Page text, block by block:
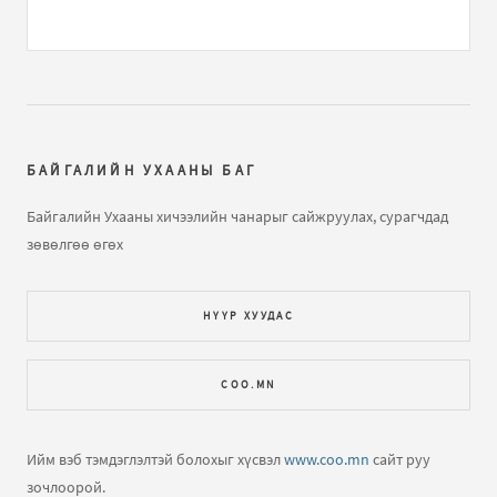
Далайн татралт түрэлт Зочин:
ч харагдахгүй байна
Газарзүйн хичээл "Газарзүйн зургийн тусгаг,
бичлэгт Зочин:Bi hicheelee hiih gsn
yma tgd ta nda gajiltiin tuhai tailbar oruuld ogooch
ЕШ-ФИЗИК 2009 В2 хувилбар хариутайгаабичлэгт
БАЙГАЛИЙН УХААНЫ БАГ
Байгалийн Ухааны хичээлийн чанарыг сайжруулах, сурагчдад
зөвөлгөө өгөх
НҮҮР ХУУДАС
COO.MN
Ийм вэб тэмдэглэлтэй болохыг хүсвэлwww.coo.mn сайт руу
зочлоорой.